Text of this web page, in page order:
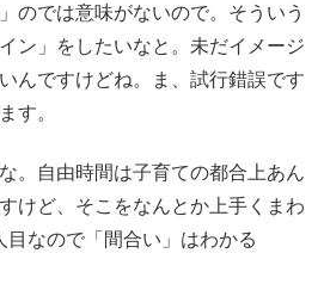
のでは意味がないので。そういう
ン」をしたいなと。未だイメージ
んですけどね。ま、試行錯誤です
す。
。自由時間は子育ての都合上あん
けど、そこをなんとか上手くまわ
目なので「間合い」はわかる